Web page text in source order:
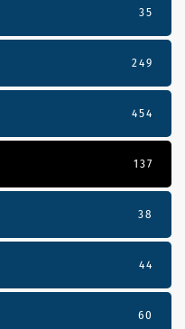
35
249
454
137
38
44
60